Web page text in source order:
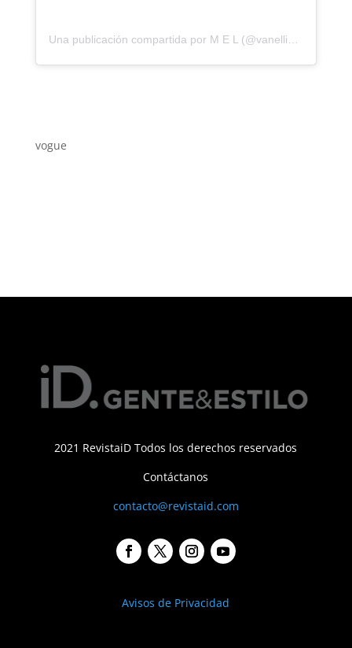
Una publicación compartida por M E L (@vanellimelli)
vogue
2021 RevistaiD Todos los derechos reservados
Contáctanos
contacto@revistaid.com
Avisos de Privacidad